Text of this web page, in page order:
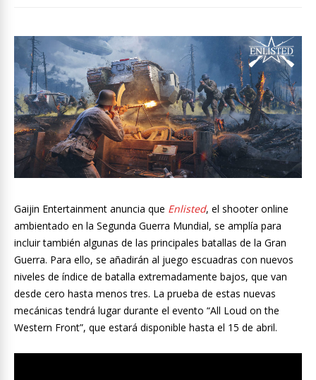
Gaijin Entertainment anuncia que Enlisted, el shooter online
ambientado en la Segunda Guerra Mundial, se amplía para
incluir también algunas de las principales batallas de la Gran
Guerra. Para ello, se añadirán al juego escuadras con nuevos
niveles de índice de batalla extremadamente bajos, que van
desde cero hasta menos tres. La prueba de estas nuevas
mecánicas tendrá lugar durante el evento “All Loud on the
Western Front”, que estará disponible hasta el 15 de abril.